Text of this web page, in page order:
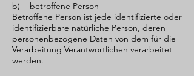
b) betroffene Person
Betroffene Person ist jede identifizierte oder
identifizierbare natürliche Person, deren
personenbezogene Daten von dem für die
Verarbeitung Verantwortlichen verarbeitet
werden.